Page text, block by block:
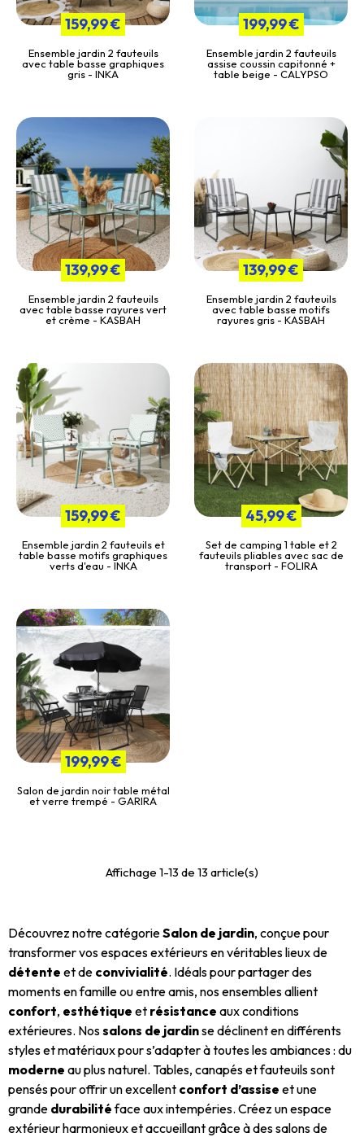
159,99 €
Ensemble jardin 2 fauteuils
avec table basse graphiques
gris - INKA
199,99 €
Ensemble jardin 2 fauteuils
assise coussin capitonné +
table beige - CALYPSO
139,99 €
Ensemble jardin 2 fauteuils
avec table basse rayures vert
et crème - KASBAH
139,99 €
Ensemble jardin 2 fauteuils
avec table basse motifs
rayures gris - KASBAH
159,99 €
Ensemble jardin 2 fauteuils et
table basse motifs graphiques
verts d'eau - INKA
45,99 €
Set de camping 1 table et 2
fauteuils pliables avec sac de
transport - FOLIRA
199,99 €
Salon de jardin noir table métal
et verre trempé - GARIRA
Affichage 1-13 de 13 article(s)
Découvrez notre catégorieSalon de jardin, conçue pour
transformer vos espaces extérieurs en véritables lieux de
détente et de convivialité. Idéals pour partager des
moments en famille ou entre amis, nos ensembles allient
confort, esthétique et résistance aux conditions
extérieures. Nossalons de jardinse déclinent en différents
styles et matériaux pour s’adapter à toutes les ambiances : du
moderne au plus naturel. Tables, canapés et fauteuils sont
pensés pour offrir un excellent confort d’assise et une
grande durabilitéface aux intempéries. Créez un espace
extérieur harmonieux et accueillant grâce à des salons de